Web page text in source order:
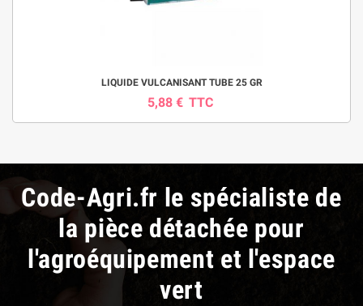
LIQUIDE VULCANISANT TUBE 25 GR
5,88 € TTC
Code-Agri.fr le spécialiste de
la pièce détachée pour
l'agroéquipement et l'espace
vert